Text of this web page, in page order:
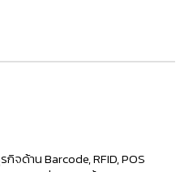
เข้า
ผ่าน
จด้าน Barcode, RFID, POS